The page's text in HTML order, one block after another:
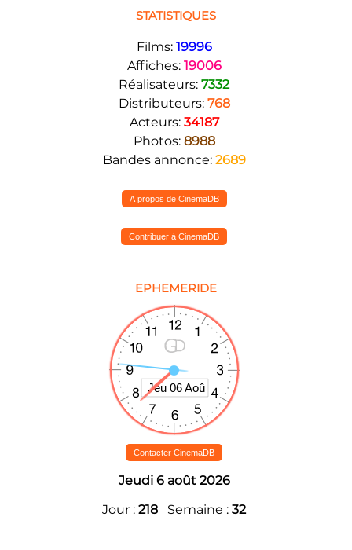
STATISTIQUES
Films: 19996
Affiches: 19006
Réalisateurs: 7332
Distributeurs: 768
Acteurs: 34187
Photos: 8988
Bandes annonce: 2689
A propos de CinemaDB
Contribuer à CinemaDB
EPHEMERIDE
Contacter CinemaDB
Jeudi 6 août 2026
Jour : 218 Semaine : 32